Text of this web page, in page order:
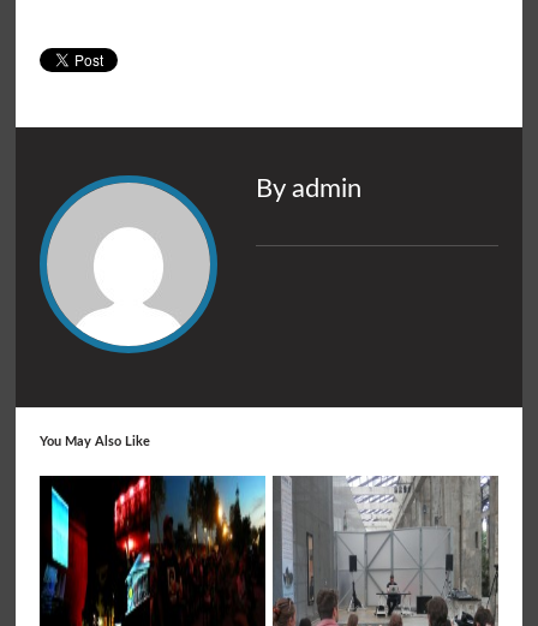
By admin
You May Also Like